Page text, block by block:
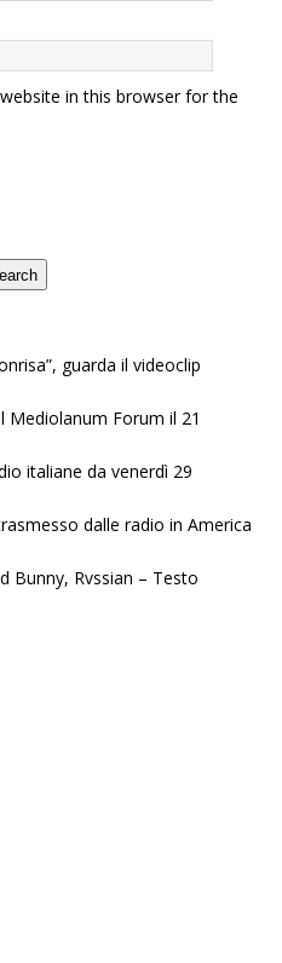
in this browser for the
guarda il videoclip
Mediolanum Forum il 21
italiane da venerdì 29
dalle radio in America
Bunny, Rvssian – Testo